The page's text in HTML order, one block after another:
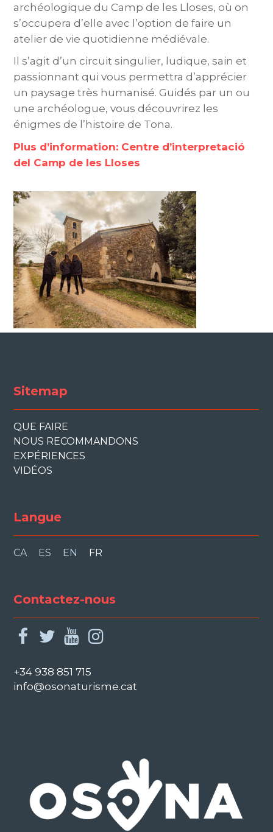
archéologique du Camp de les Lloses, où on
s’occupera d’elle avec l’option de faire un
atelier de vie quotidienne médiévale.
Il s’agit d’un circuit singulier, ludique, sain et
passionnant qui vous permettra d’apprécier
un paysage très humanisé. Guidés par un ou
une archéologue, vous découvrirez les
énigmes de l’histoire de Tona.
Plus d’information: Centre d’interpretació
del Camp de les Lloses
Sitemap
QUE FAIRE
NOUS RECOMMANDONS
EXPÉRIENCES
VIDÉOS
Langue
CA ES EN FR
Contactez-nous
facebook
twitteryoutube
+34 938 851 715
info@osonaturisme.cat